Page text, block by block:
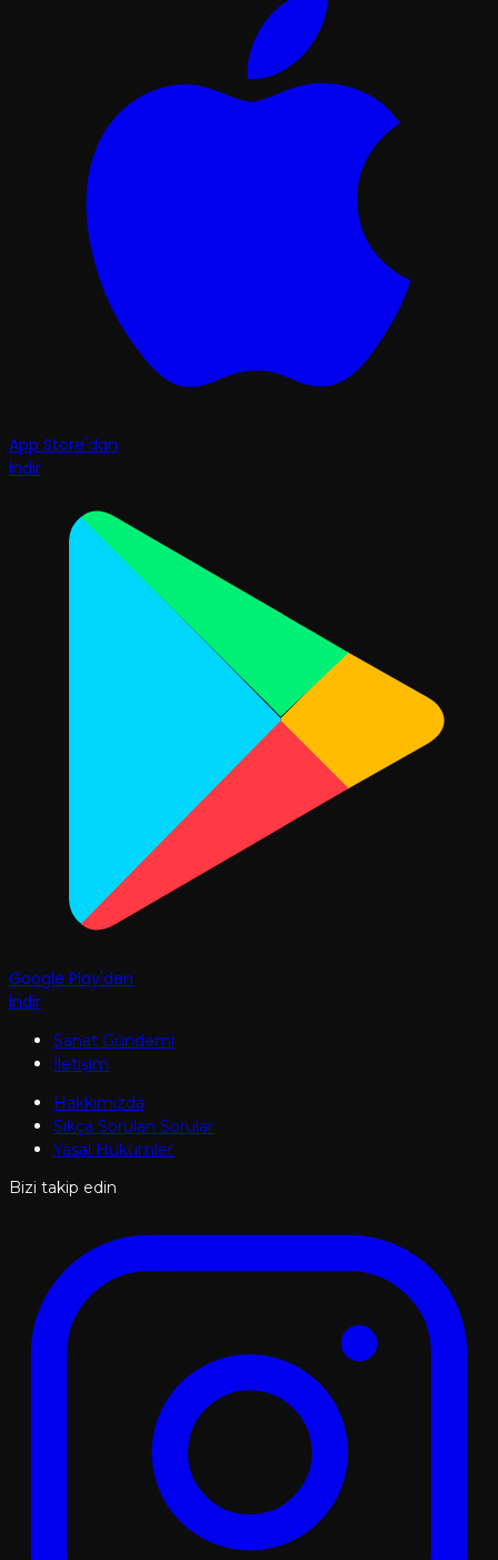
App Store'dan
İndir
Google Play'den
İndir
Sanat Gündemi
İletişim
Hakkımızda
Sıkça Sorulan Sorular
Yasal Hükümler
Bizi takip edin